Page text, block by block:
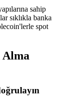
sahip
sıklıkla banka
spot
Alma